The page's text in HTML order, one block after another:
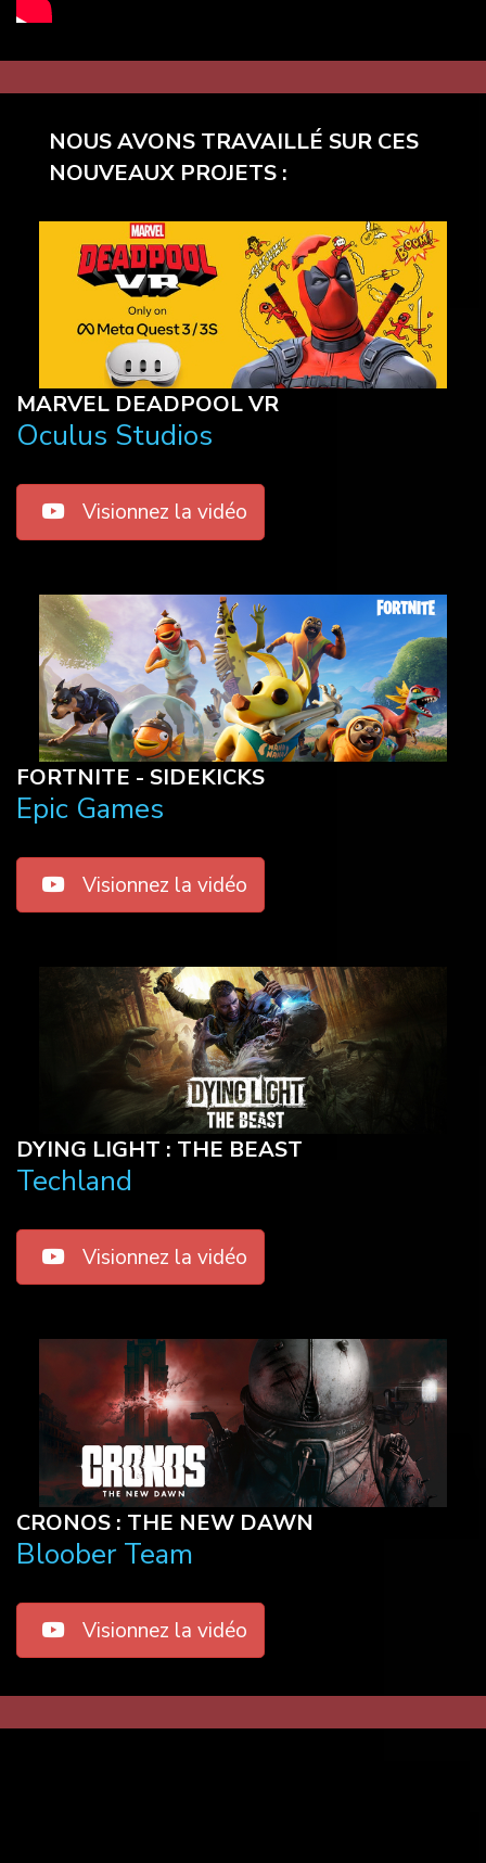
NOUS AVONS TRAVAILLÉ SUR CES
NOUVEAUX PROJETS :
MARVEL DEADPOOL VR
Oculus Studios
Visionnez la vidéo
FORTNITE - SIDEKICKS
Epic Games
Visionnez la vidéo
DYING LIGHT : THE BEAST
Techland
Visionnez la vidéo
CRONOS : THE NEW DAWN
Bloober Team
Visionnez la vidéo